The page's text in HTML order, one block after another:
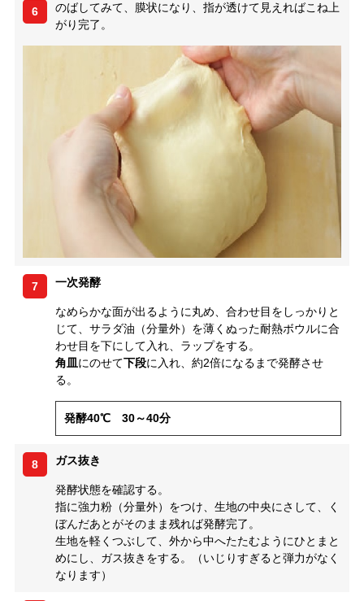
6
のばしてみて、膜状になり、指が透けて見えればこね上
がり完了。
7 一次発酵
なめらかな面が出るように丸め、合わせ目をしっかりと
じて、サラダ油（分量外）を薄くぬった耐熱ボウルに合
わせ目を下にして入れ、ラップをする。
角皿 にのせて下段に入れ、約2倍になるまで発酵させ
る。
発酵40℃ 30～40分
8 ガス抜き
発酵状態を確認する。
指に強力粉（分量外）をつけ、生地の中央にさして、く
ぼんだあとがそのまま残れば発酵完了。
生地を軽くつぶして、外から中へたたむようにひとまと
めにし、ガス抜きをする。（いじりすぎると弾力がなく
なります）